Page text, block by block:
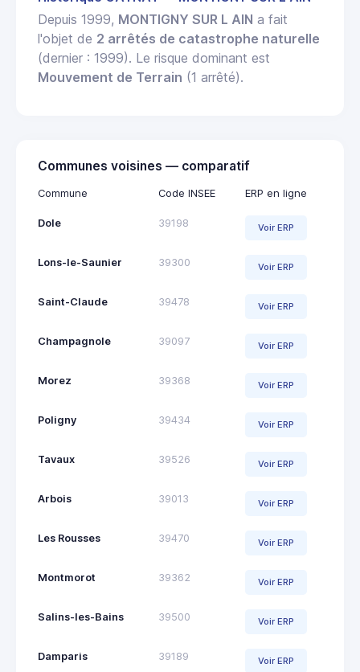
Depuis 1999, MONTIGNY SUR L AIN a fait
l'objet de 2 arrêtés de catastrophe naturelle
(dernier : 1999). Le risque dominant est
Mouvement de Terrain (1 arrêté).
Communes voisines — comparatif
Commune Code INSEE ERP en ligne
Dole 39198 Voir ERP
Lons-le-Saunier 39300 Voir ERP
Saint-Claude 39478 Voir ERP
Champagnole 39097 Voir ERP
Morez 39368 Voir ERP
Poligny 39434 Voir ERP
Tavaux 39526 Voir ERP
Arbois 39013 Voir ERP
Les Rousses 39470 Voir ERP
Montmorot 39362 Voir ERP
Salins-les-Bains 39500 Voir ERP
Damparis 39189 Voir ERP